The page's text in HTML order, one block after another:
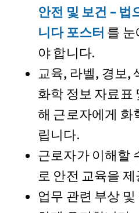
안전 및 보건 – 법
니다 포스터 를 눈
야 합니다.
교육, 라벨, 경보,
화학 정보 자료표
해 근로자에게 화
립니다.
근로자가 이해할
로 안전 교육을
업무 관련 부상